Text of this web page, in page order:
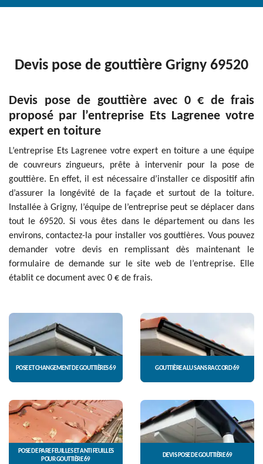
Devis pose de gouttière Grigny 69520
Devis pose de gouttière avec 0 € de frais
proposé par l’entreprise Ets Lagrenee votre
expert en toiture
L’entreprise Ets Lagrenee votre expert en toiture a une équipe
de couvreurs zingueurs, prête à intervenir pour la pose de
gouttière. En effet, il est nécessaire d’installer ce dispositif afin
d’assurer la longévité de la façade et surtout de la toiture.
Installée à Grigny, l’équipe de l’entreprise peut se déplacer dans
tout le 69520. Si vous êtes dans le département ou dans les
environs, contactez-la pour installer vos gouttières. Vous pouvez
demander votre devis en remplissant dès maintenant le
formulaire de demande sur le site web de l’entreprise. Elle
établit ce document avec 0 € de frais.
POSE ET CHANGEMENT DE GOUTTIÈRES 69 GOUTTIÈRE ALU SANS RACCORD 69
POSE DE PARE FEUILLES ET ANTI FEUILLES
POUR GOUTTIÈRE 69
DEVIS POSE DE GOUTTIÈRE 69